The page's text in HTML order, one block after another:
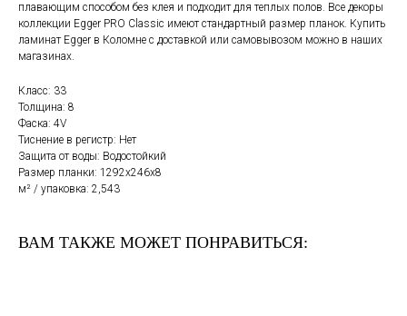
плавающим способом без клея и подходит для теплых полов. Все декоры
коллекции Egger PRO Classic имеют стандартный размер планок. Купить
ламинат Egger в Коломне с доставкой или самовывозом можно в наших
магазинах.
Класс: 33
Толщина: 8
Фаска: 4V
Тиснение в регистр: Нет
Защита от воды: Водостойкий
Размер планки: 1292x246х8
м² / упаковка: 2,543
ВАМ ТАКЖЕ МОЖЕТ ПОНРАВИТЬСЯ: